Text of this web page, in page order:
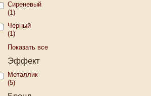
Сиреневый
(1)
Черный
(1)
Показать все
Эффект
Металлик
(5)